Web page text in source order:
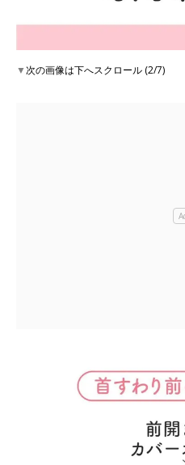
▼次の画像は下へスクロール (2/7)